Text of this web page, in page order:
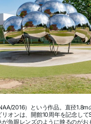
2016）という作品。直径1.8m
オンは、開館10周年を記念して
が魚眼レンズのように映るのが